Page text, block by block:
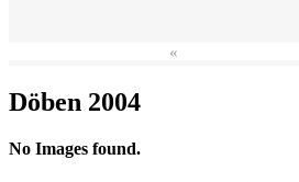
«
Döben 2004
No Images found.